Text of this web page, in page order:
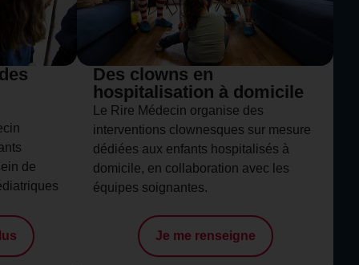
de
Des clowns en
hospitalisation à domicile
Le Rire Médecin organise des
interventions clownesques sur mesure
dédiées aux enfants hospitalisés à
domicile, en collaboration avec les
équipes soignantes.
Je me renseigne